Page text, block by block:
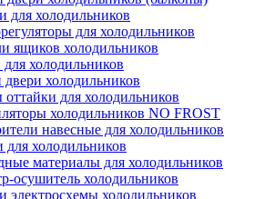
для холодильников
для холодильников
ящиков холодильников
холодильников
холодильников
для холодильников
холодильников NO FROST
навесные для холодильников
для холодильников
материалы для холодильников
осушитель холодильников
электросхемы холодильников